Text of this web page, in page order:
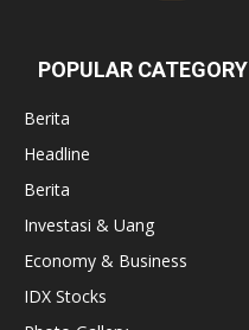
POPULAR CATEGORY
Berita
Headline
Berita
Investasi & Uang
Economy & Business
IDX Stocks